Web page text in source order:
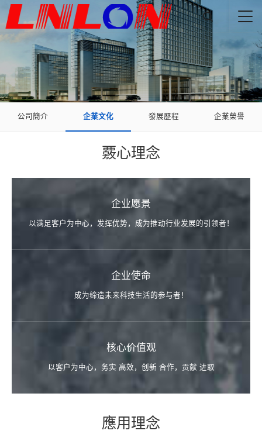

公司簡介 企業文化 發展歷程 企業榮譽
覈心理念
企业愿景
以满足客户为中心，发挥优势，成为推动行业发展的引领者！
企业使命
成为缔造未来科技生活的参与者！
核心价值观
以客户为中心，务实 高效，创新 合作，贡献 进取
應用理念